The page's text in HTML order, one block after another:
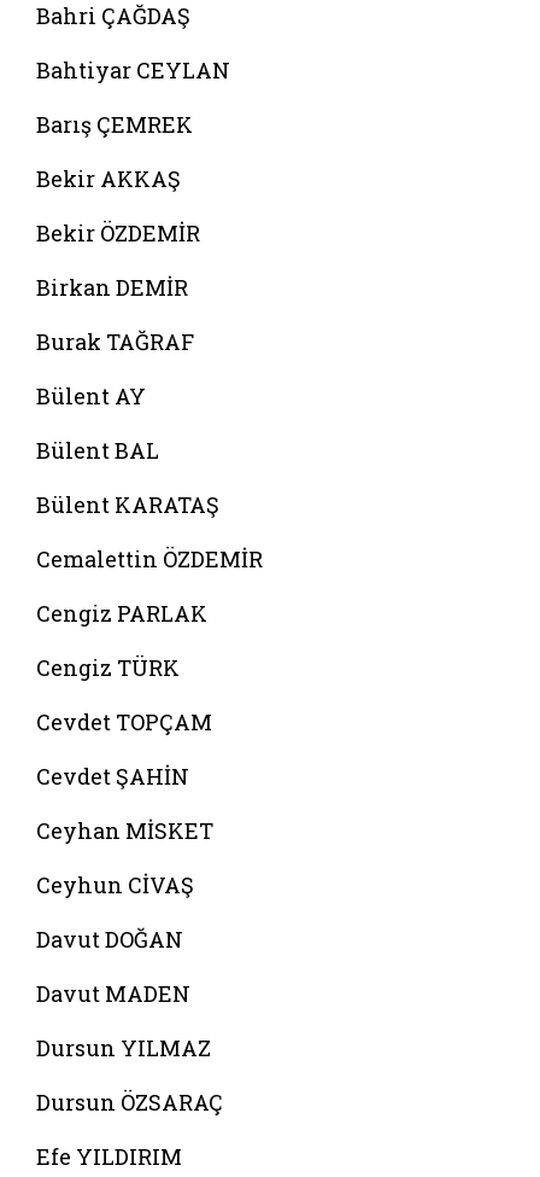
Bahri ÇAĞDAŞ
Bahtiyar CEYLAN
Barış ÇEMREK
Bekir AKKAŞ
Bekir ÖZDEMİR
Birkan DEMİR
Burak TAĞRAF
Bülent AY
Bülent BAL
Bülent KARATAŞ
Cemalettin ÖZDEMİR
Cengiz PARLAK
Cengiz TÜRK
Cevdet TOPÇAM
Cevdet ŞAHİN
Ceyhan MİSKET
Ceyhun CİVAŞ
Davut DOĞAN
Davut MADEN
Dursun YILMAZ
Dursun ÖZSARAÇ
Efe YILDIRIM